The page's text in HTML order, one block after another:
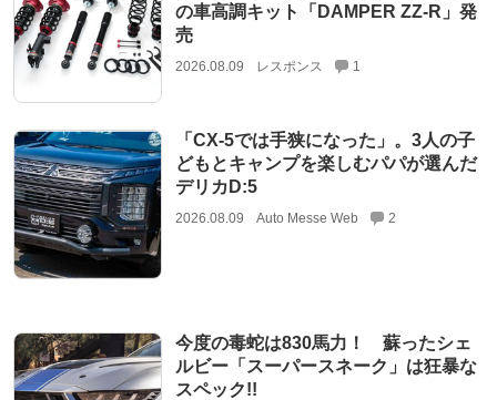
の車高調キット「DAMPER ZZ-R」発
売
2026.08.09 レスポンス 1
「CX-5では手狭になった」。3人の子
どもとキャンプを楽しむパパが選んだ
デリカD:5
2026.08.09 Auto Messe Web 2
今度の毒蛇は830馬力！ 蘇ったシェ
ルビー「スーパースネーク」は狂暴な
スペック!!